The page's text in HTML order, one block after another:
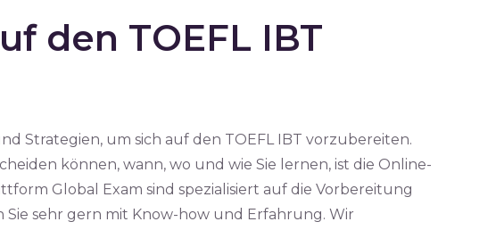
den TOEFL IBT
Strategien, um sich auf den TOEFL IBT vorzubereiten.
können, wann, wo und wie Sie lernen, ist die Online-
Global Exam sind spezialisiert auf die Vorbereitung
sehr gern mit Know-how und Erfahrung. Wir